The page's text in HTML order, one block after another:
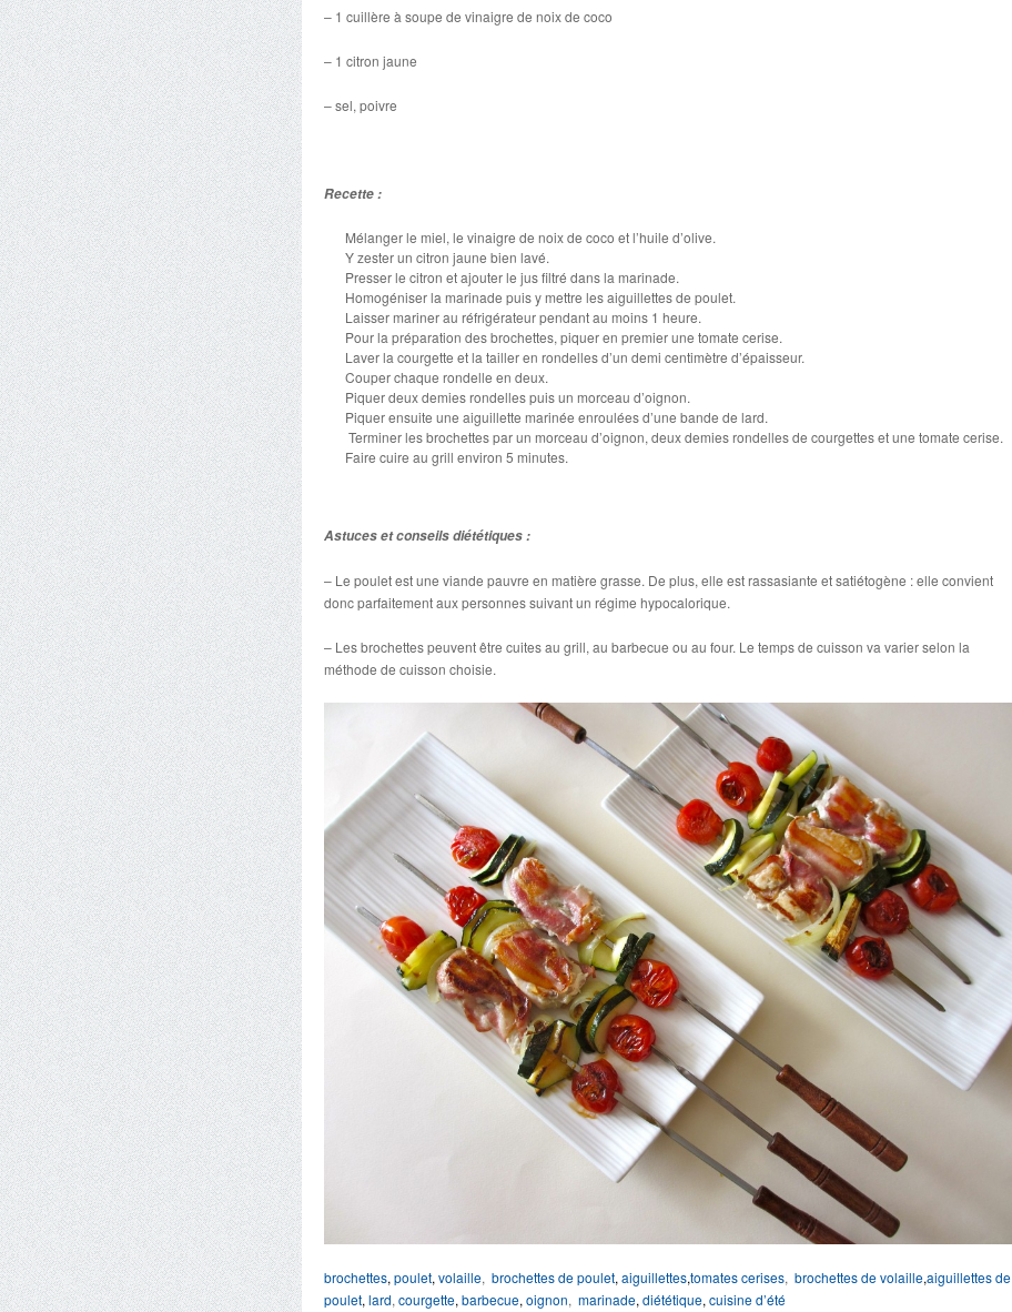
– 1 cuillère à soupe de vinaigre de noix de coco
– 1 citron jaune
– sel, poivre
Recette :
Mélanger le miel, le vinaigre de noix de coco et l’huile d’olive.
Y zester un citron jaune bien lavé.
Presser le citron et ajouter le jus filtré dans la marinade.
Homogéniser la marinade puis y mettre les aiguillettes de poulet.
Laisser mariner au réfrigérateur pendant au moins 1 heure.
Pour la préparation des brochettes, piquer en premier une tomate cerise.
Laver la courgette et la tailler en rondelles d’un demi centimètre d’épaisseur.
Couper chaque rondelle en deux.
Piquer deux demies rondelles puis un morceau d’oignon.
Piquer ensuite une aiguillette marinée enroulées d’une bande de lard.
Terminer les brochettes par un morceau d’oignon, deux demies rondelles de courgettes et une tomate cerise.
Faire cuire au grill environ 5 minutes.
Astuces et conseils diététiques :
– Le poulet est une viande pauvre en matière grasse. De plus, elle est rassasiante et satiétogène : elle convient
donc parfaitement aux personnes suivant un régime hypocalorique.
– Les brochettes peuvent être cuites au grill, au barbecue ou au four. Le temps de cuisson va varier selon la
méthode de cuisson choisie.
brochettes, poulet, volaille, brochettes de poulet, aiguillettes,tomates cerises, brochettes de volaille,aiguillettes de
poulet, lard, courgette, barbecue, oignon, marinade, diététique, cuisine d’été